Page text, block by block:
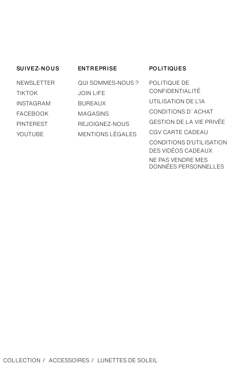
SUIVEZ-NOUS
NEWSLETTER
TIKTOK
INSTAGRAM
FACEBOOK
PINTEREST
YOUTUBE
ENTREPRISE
QUI SOMMES-NOUS ?
JOIN LIFE
BUREAUX
MAGASINS
REJOIGNEZ-NOUS
MENTIONS LÉGALES
POLITIQUES
POLITIQUE DE
CONFIDENTIALITÉ
UTILISATION DE L’IA
CONDITIONS D´ACHAT
GESTION DE LA VIE PRIVÉE
CGV CARTE CADEAU
CONDITIONS D'UTILISATION
DES VIDÉOS CADEAUX
NE PAS VENDRE MES
DONNÉES PERSONNELLES
COLLECTION / ACCESSOIRES / LUNETTES DE SOLEIL